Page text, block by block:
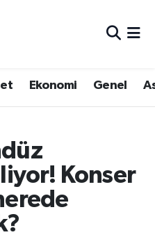
Ekonomi Genel
Konser
Haritası
ve Fikstür